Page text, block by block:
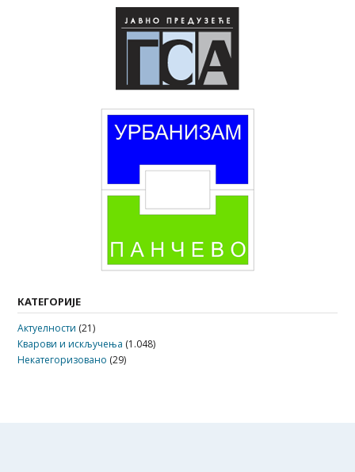
КАТЕГОРИЈЕ
Актуелности (21)
Кварови и искључења (1.048)
Некатегоризовано (29)